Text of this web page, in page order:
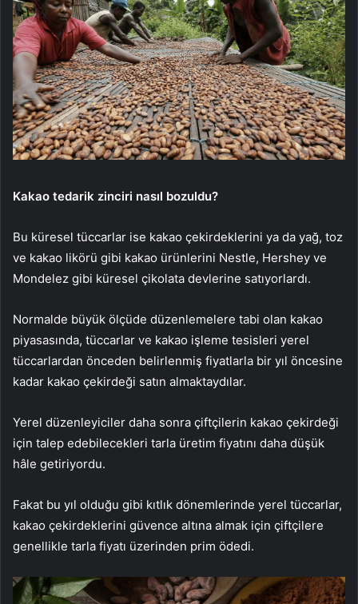
Kakao tedarik zinciri nasıl bozuldu?
Bu küresel tüccarlar ise kakao çekirdeklerini ya da yağ, toz
ve kakao likörü gibi kakao ürünlerini Nestle, Hershey ve
Mondelez gibi küresel çikolata devlerine satıyorlardı.
Normalde büyük ölçüde düzenlemelere tabi olan kakao
piyasasında, tüccarlar ve kakao işleme tesisleri yerel
tüccarlardan önceden belirlenmiş fiyatlarla bir yıl öncesine
kadar kakao çekirdeği satın almaktaydılar.
Yerel düzenleyiciler daha sonra çiftçilerin kakao çekirdeği
için talep edebilecekleri tarla üretim fiyatını daha düşük
hâle getiriyordu.
Fakat bu yıl olduğu gibi kıtlık dönemlerinde yerel tüccarlar,
kakao çekirdeklerini güvence altına almak için çiftçilere
genellikle tarla fiyatı üzerinden prim ödedi.